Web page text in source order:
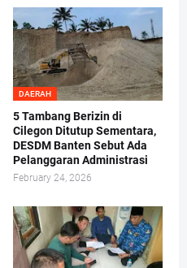
DAERAH
5 Tambang Berizin di
Cilegon Ditutup Sementara,
DESDM Banten Sebut Ada
Pelanggaran Administrasi
February 24, 2026